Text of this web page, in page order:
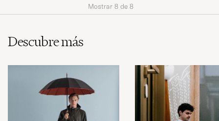
Mostrar 8 de 8
Descubre más